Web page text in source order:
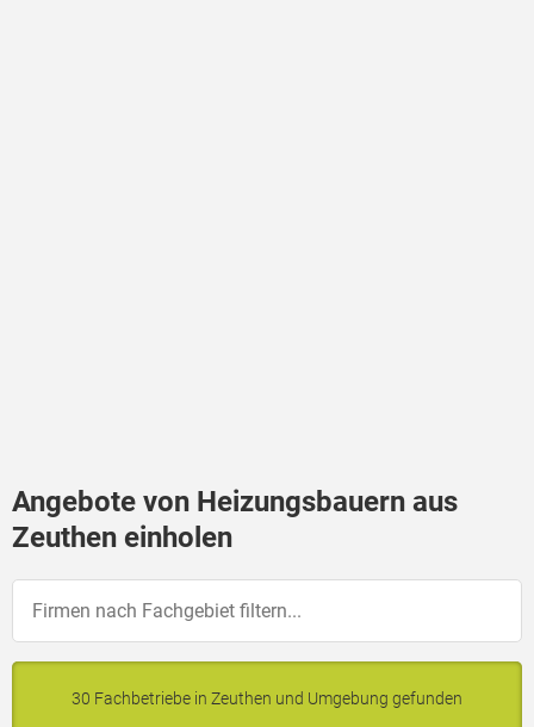
Angebote von Heizungsbauern aus
Zeuthen einholen
30 Fachbetriebe in Zeuthen und Umgebung gefunden